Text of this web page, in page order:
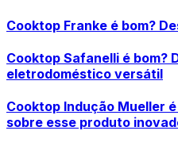
Cooktop Franke é bom?
Cooktop Safanelli é bom?
eletrodoméstico versátil
Cooktop Indução Mueller
sobre esse produto